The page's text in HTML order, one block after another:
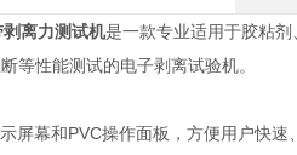
离力测试机是一款专业适用于胶粘
等性能测试的电子剥离试验机。
屏幕和PVC操作面板，方便用户快速